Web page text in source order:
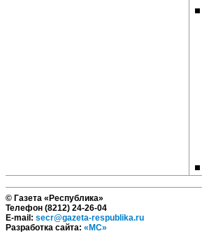
© Газета «Республика»
Телефон (8212) 24-26-04
E-mail: secr@gazeta-respublika.ru
Разработка сайта: «МС»